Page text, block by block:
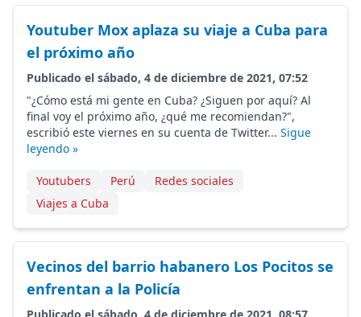
Youtuber Mox aplaza su viaje a Cuba para
el próximo año
Publicado el sábado, 4 de diciembre de 2021, 07:52
"¿Cómo está mi gente en Cuba? ¿Siguen por aquí? Al
final voy el próximo año, ¿qué me recomiendan?",
escribió este viernes en su cuenta de Twitter... Sigue
leyendo »
Youtubers Perú
Redes sociales
Viajes a Cuba
Vecinos del barrio habanero Los Pocitos se
enfrentan a la Policía